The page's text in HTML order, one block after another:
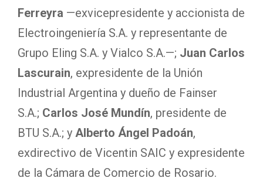
Ferreyra —exvicepresidente y accionista de
Electroingeniería S.A. y representante de
Grupo Eling S.A. y Vialco S.A.—; Juan Carlos
Lascurain, expresidente de la Unión
Industrial Argentina y dueño de Fainser
S.A.; Carlos José Mundín, presidente de
BTU S.A.; y Alberto Ángel Padoán,
exdirectivo de Vicentin SAIC y expresidente
de la Cámara de Comercio de Rosario.